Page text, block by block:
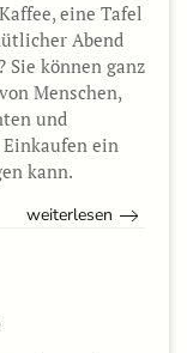
eine Tafel
Abend
Sie können ganz
Menschen,
und
Einkaufen ein
kann.
weiterlesen